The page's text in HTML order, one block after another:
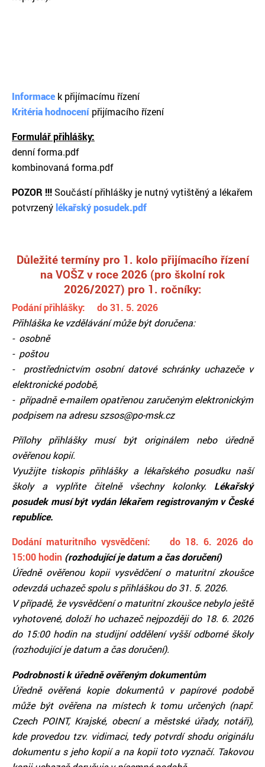
Informace k přijímacímu řízení
Kritéria hodnocení přijímacího řízení
Formulář přihlášky:
denní forma.pdf
kombinovaná forma.pdf
POZOR !!! Součástí přihlášky je nutný vytištěný a lékařem
potvrzený lékařský posudek.pdf
Důležité termíny pro 1. kolo přijímacího řízení
na VOŠZ v roce 2026 (pro školní rok
2026/2027) pro 1. ročníky:
Podání přihlášky: do 31. 5. 2026
Přihláška ke vzdělávání může být doručena:
- osobně
- poštou
- prostřednictvím osobní datové schránky uchazeče v
elektronické podobě,
- případně e-mailem opatřenou zaručeným elektronickým
podpisem na adresu szsos@po-msk.cz
Přílohy přihlášky musí být originálem nebo úředně
ověřenou kopií.
Využijte tiskopis přihlášky a lékařského posudku naší
školy a vyplňte čitelně všechny kolonky. Lékařský
posudek musí být vydán lékařem registrovaným v České
republice.
Dodání maturitního vysvědčení: do 18. 6. 2026 do
15:00 hodin (rozhodující je datum a čas doručení)
Úředně ověřenou kopii vysvědčení o maturitní zkoušce
odevzdá uchazeč spolu s přihláškou do 31. 5. 2026.
V případě, že vysvědčení o maturitní zkoušce nebylo ještě
vyhotovené, doloží ho uchazeč nejpozději do 18. 6. 2026
do 15:00 hodin na studijní oddělení vyšší odborné školy
(rozhodující je datum a čas doručení).
Podrobnosti k úředně ověřeným dokumentům
Úředně ověřená kopie dokumentů v papírové podobě
může být ověřena na místech k tomu určených (např.
Czech POINT, Krajské, obecní a městské úřady, notáři),
kde provedou tzv. vidimaci, tedy potvrdí shodu originálu
dokumentu s jeho kopií a na kopii toto vyznačí. Takovou